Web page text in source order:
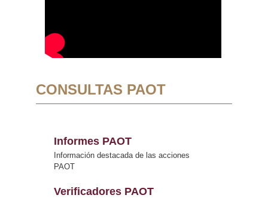
CONSULTAS PAOT
Informes PAOT
Información destacada de las acciones
PAOT
Verificadores PAOT